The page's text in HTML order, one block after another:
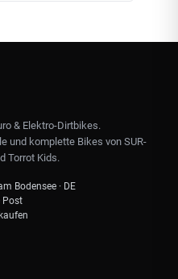
& Elektro-Dirtbikes.
und komplette Bikes von SUR-
Torrot Kids.
Bodensee · DE
Post